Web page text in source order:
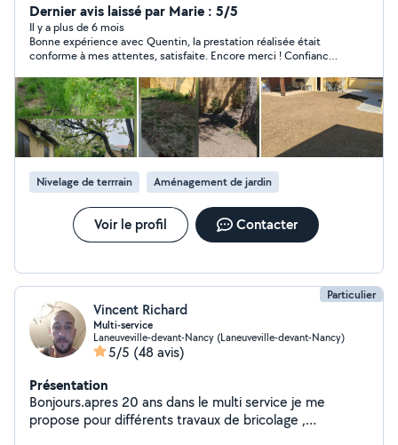
Rouffach. Je vous propose mon savoir faire à l entretien
de vos jardins grâce a mon matériel(tondeuse,taille
haie,motoculteur,tronçonneuse...ect)je pratique la taille
de haie,fruitière et viticole, la tonte,l'engazonnement,le
débroussaillage...ect Je pourrais aussi vous prodiguer
conseils et astuces pour vos jardins , vos massifs , vos
vignes , arbres fruitiers.. ect Je saurai me mettre à votre
service et vous donner entière satisfaction grâce à mes
connaissances et mes compétences dans le monde du
végétal Je suis également très bon dans la réalisation
de papier peint , peinture , nettoyage karcher. Au plaisir
de vous rencontrer et de vous donner entière
satisfaction. Quentin
Dernier avis laissé par Marie : 5/5
Il y a plus de 6 mois
Bonne expérience avec Quentin, la prestation réalisée était
conforme à mes attentes, satisfaite. Encore merci ! Confiance
travaux de jardinage .
Nivelage de terrrain Aménagement de jardin
Voir le profil Contacter
Particulier
Vincent Richard
Multi-service
Laneuveville-devant-Nancy (Laneuveville-devant-Nancy)
5/5 (48 avis)
Présentation
Bonjours.apres 20 ans dans le multi service je me
propose pour différents travaux de bricolage ,